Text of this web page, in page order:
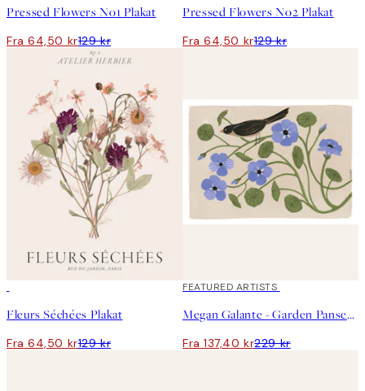
Pressed Flowers No1 Plakat
Fra 64,50 kr129 kr
Pressed Flowers No2 Plakat
Fra 64,50 kr129 kr
Fleurs Séchées Plakat
Fra 64,50 kr129 kr
40%*
FEATURED ARTISTS
Megan Galante - Garden Pansey Plakat
Fra 137,40 kr229 kr